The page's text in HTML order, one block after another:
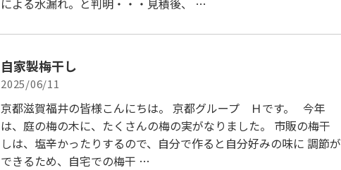
による水漏れ。と判明・・・見積後、 …
自家製梅干し
2025/06/11
京都滋賀福井の皆様こんにちは。 京都グループ Ｈです。 今年
は、庭の梅の木に、たくさんの梅の実がなりました。 市販の梅干
しは、塩辛かったりするので、自分で作ると自分好みの味に 調節が
できるため、自宅での梅干 …